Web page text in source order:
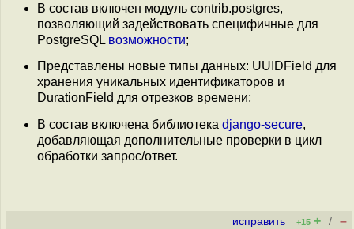
В состав включен модуль contrib.postgres,
позволяющий задействовать специфичные для
PostgreSQL возможности;
Представлены новые типы данных: UUIDField для
хранения уникальных идентификаторов и
DurationField для отрезков времени;
В состав включена библиотека django-secure,
добавляющая дополнительные проверки в цикл
обработки запрос/ответ.
исправить +15 + / –